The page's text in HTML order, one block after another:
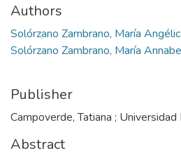
Authors
Solórzano Zambrano, María
Solórzano Zambrano, María
Publisher
Campoverde, Tatiana ;
Abstract